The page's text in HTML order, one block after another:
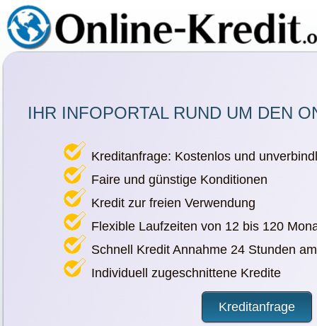
IHR INFOPORTAL RUND UM DEN
Kreditanfrage: Kostenlos und
Faire und günstige Konditionen
Kredit zur freien Verwendung
Flexible Laufzeiten von 12 bis 120
Schnell Kredit Annahme 24 Stunden
Individuell zugeschnittene Kredite
Kreditanfrage